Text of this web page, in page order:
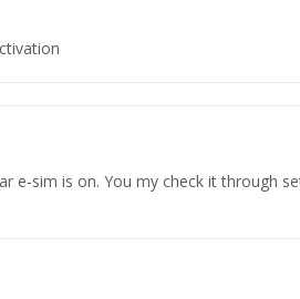
e-sim is on. You my check it through